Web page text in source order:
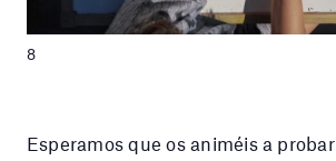
8
Esperamos que os animéis a